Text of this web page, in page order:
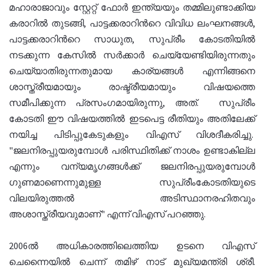
മഹാരാജാവും സ്റ്റേറ്റ് ഫോർ ഇന്ത്യയും തമ്മിലുണ്ടാക്കിയ
കരാറിൽ തുടങ്ങി, പാട്ടക്കരാറിൻറെ വിവിധ ലംഘനങ്ങൾ,
പാട്ടക്കരാറിൻറെ സാധുത, സുപ്രീം കോടതിയിൽ
നടക്കുന്ന കേസിൽ സർക്കാർ ചെയ്യേണ്ടിയിരുന്നതും
ചെയ്യാതിരുന്നതുമായ കാര്യങ്ങൾ എന്നിങ്ങനെ
ശാസ്ത്രീയമായും രാഷ്ട്രീയമായും വിഷയത്തെ
സമീപിക്കുന്ന പ്രസംഗമായിരുന്നു, അത്. സുപ്രീം
കോടതി ഈ വിഷയത്തിൽ ഇടപെട്ട രീതിയും അതിലേക്ക്
നയിച്ച പിടിപ്പുകേടുകളും വിഎസ് വിശദീകരിച്ചു.
"ജലനിരപ്പുയരുമ്പോൾ പരിസ്ഥിതിക്ക് നാശം ഉണ്ടാകില്ല
എന്നും വന്യമൃഗങ്ങൾക്ക് ജലനിരപ്പുയരുമ്പോൾ
ഗുണമാണെന്നുമുള്ള സുപ്രീംകോടതിയുടെ
വിലയിരുത്തൽ അടിസ്ഥാനരഹിതവും
അശാസ്ത്രീയവുമാണ്" എന്ന് വിഎസ് പറഞ്ഞു.
2006ൽ അധികാരത്തിലെത്തിയ ഉടനെ വിഎസ്
ചെന്നൈയിൽ ചെന്ന് തമിഴ് നാട് മുഖ്യമന്ത്രി ശ്രീ.